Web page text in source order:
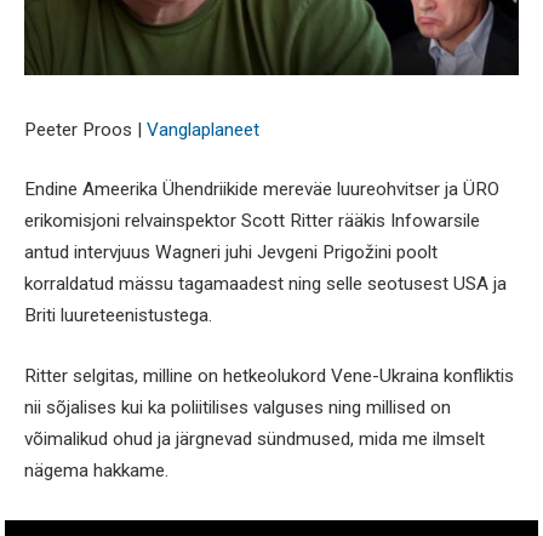
Peeter Proos | Vanglaplaneet
Endine Ameerika Ühendriikide mereväe luureohvitser ja ÜRO
erikomisjoni relvainspektor Scott Ritter rääkis Infowarsile
antud intervjuus Wagneri juhi Jevgeni Prigožini poolt
korraldatud mässu tagamaadest ning selle seotusest USA ja
Briti luureteenistustega.
Ritter selgitas, milline on hetkeolukord Vene-Ukraina konfliktis
nii sõjalises kui ka poliitilises valguses ning millised on
võimalikud ohud ja järgnevad sündmused, mida me ilmselt
nägema hakkame.